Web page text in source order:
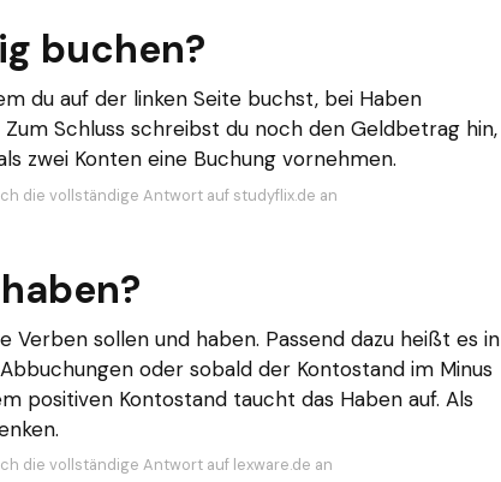
buchen?
du auf der linken Seite buchst, bei Haben
Schluss schreibst du noch den Geldbetrag hin,
zwei Konten eine Buchung vornehmen.
die vollständige Antwort auf studyflix.de an
Verben sollen und haben. Passend dazu heißt es in
oder sobald der Kontostand im Minus
positiven Kontostand taucht das Haben auf. Als
die vollständige Antwort auf lexware.de an